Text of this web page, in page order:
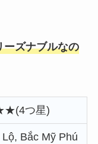
ーズナブルなの
つ星)
Lộ, Bắc Mỹ Phú